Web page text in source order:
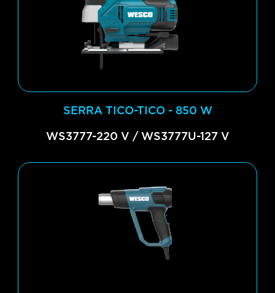
SERRA TICO-TICO - 850 W
WS3777-220 V / WS3777U-127 V